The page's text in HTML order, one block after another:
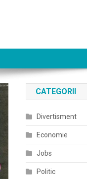
CATEGORII
Divertisment
Economie
Jobs
Politic